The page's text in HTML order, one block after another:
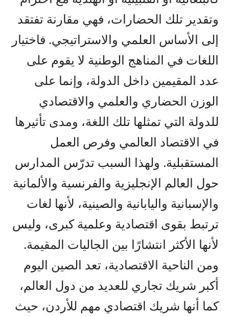
وتقدير تلك الحضارات، فهي مقارنة تفتقد
إلى الأساس العلمي والاستراتيجي. فاختيار
اللغات في المناهج الوطنية لا يقوم على
عدد المقيمين داخل الدولة، وإنما على
الوزن الحضاري والعلمي والاقتصادي
للدولة التي تمثلها تلك اللغة، ومدى تأثيرها
في الاقتصاد العالمي وفرص العمل
المستقبلية. ولهذا السبب تدرّس المدارس
حول العالم الإنجليزية والفرنسية والألمانية
والإسبانية واليابانية والصينية، لأنها لغات
ترتبط بقوى اقتصادية وعلمية كبرى، وليس
لأنها الأكثر انتشارًا بين الجاليات المقيمة.
ومن الناحية الاقتصادية، تعد الصين اليوم
أكبر شريك تجاري للعديد من دول العالم،
كما أنها شريك اقتصادي مهم للأردن، حيث